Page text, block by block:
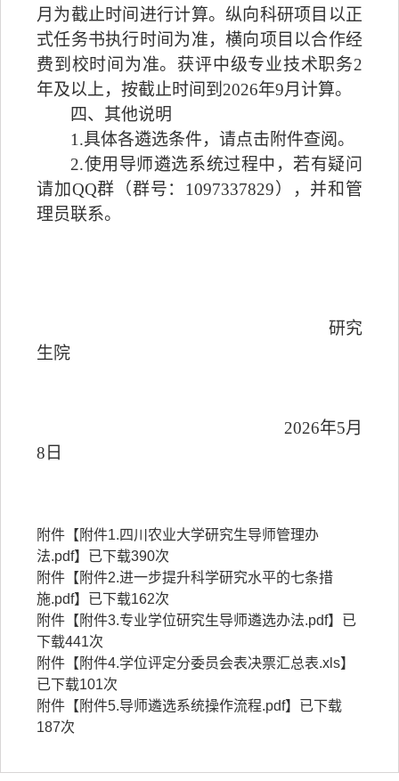
月为截止时间进行计算。纵向科研项目以正
式任务书执行时间为准，横向项目以合作经
费到校时间为准。获评中级专业技术职务2
年及以上，按截止时间到 2026年9月计算。
四、其他说明
1.具体各遴选条件，请点击附件查阅。
2.使用导师遴选系统过程中，若有疑问
请加QQ群（群号： 1097337829），并和管
理员联系。
研究
生院
2026年5月
8 日
附件【 附件1.四川农业大学研究生导师管理办
法.pdf】已下载390次
附件【 附件2.进一步提升科学研究水平的七条措
施.pdf】已下载162次
附件【 附件3.专业学位研究生导师遴选办法.pdf】已
下载441次
附件【 附件4.学位评定分委员会表决票汇总表.xls】
已下载101次
附件【 附件5.导师遴选系统操作流程.pdf】已下载
187次